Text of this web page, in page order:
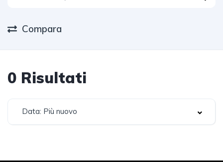
Compara
0 Risultati
Data: Più nuovo